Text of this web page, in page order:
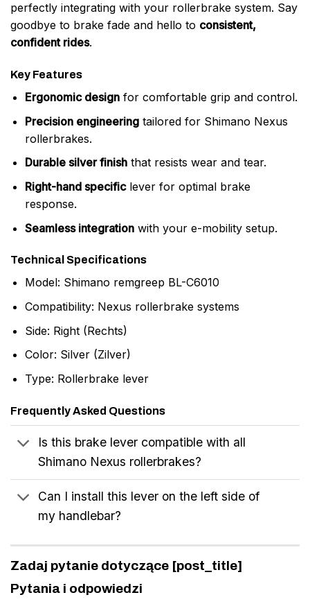
perfectly integrating with your rollerbrake system. Say
goodbye to brake fade and hello to consistent,
confident rides.
Key Features
Ergonomic designfor comfortable grip and control.
Precision engineeringtailored for Shimano Nexus
rollerbrakes.
Durable silver finishthat resists wear and tear.
Right-hand specificlever for optimal brake
response.
Seamless integrationwith your e-mobility setup.
Technical Specifications
Model: Shimano remgreep BL-C6010
Compatibility: Nexus rollerbrake systems
Side: Right (Rechts)
Color: Silver (Zilver)
Type: Rollerbrake lever
Frequently Asked Questions
Is this brake lever compatible with all
Shimano Nexus rollerbrakes?
Can I install this lever on the left side of
my handlebar?
Zadaj pytanie dotyczące [post_title]
Pytania i odpowiedzi